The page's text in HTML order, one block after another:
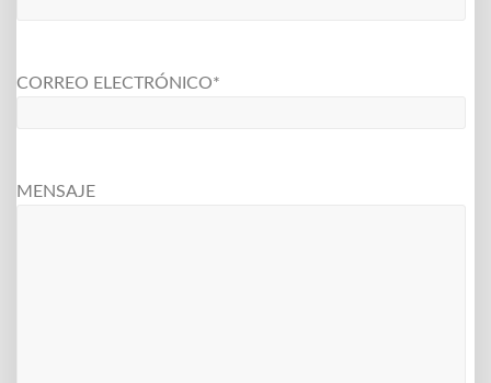
CORREO ELECTRÓNICO*
MENSAJE